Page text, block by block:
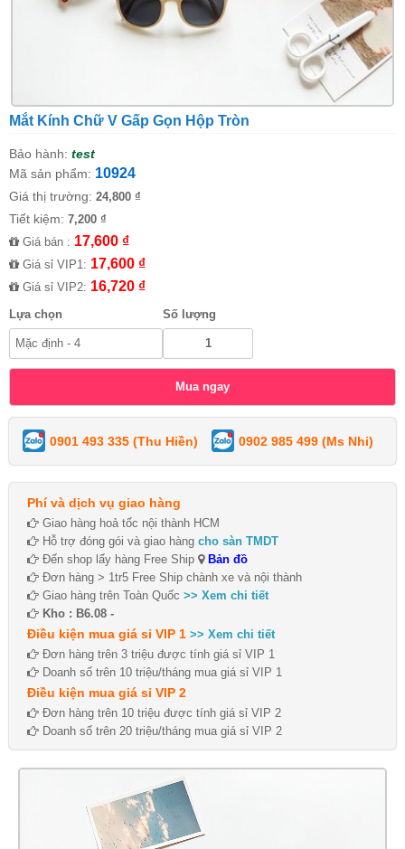
Mắt Kính Chữ V Gấp Gọn Hộp Tròn
Bảo hành: test
Mã sản phẩm: 10924
Giá thị trường: 24,800 ₫
Tiết kiệm: 7,200 ₫
Giá bán : 17,600 ₫
Giá sỉ VIP1: 17,600 ₫
Giá sỉ VIP2: 16,720 ₫
Lựa chọn Số lượng
0901 493 335 (Thu Hiền) 0902 985 499 (Ms Nhi)
Phí và dịch vụ giao hàng
Giao hàng hoả tốc nội thành HCM
Hỗ trợ đóng gói và giao hàng cho sàn TMDT
Đến shop lấy hàng Free Ship
Bản đồ
Đơn hàng > 1tr5 Free Ship chành xe và nội thành
Giao hàng trên Toàn Quốc >> Xem chi tiết
Kho : B6.08 -
Điều kiện mua giá sỉ VIP 1 >> Xem chi tiết
Đơn hàng trên 3 triệu được tính giá sỉ VIP 1
Doanh số trên 10 triệu/tháng mua giá sỉ VIP 1
Điều kiện mua giá sỉ VIP 2
Đơn hàng trên 10 triệu được tính giá sỉ VIP 2
Doanh số trên 20 triệu/tháng mua giá sỉ VIP 2